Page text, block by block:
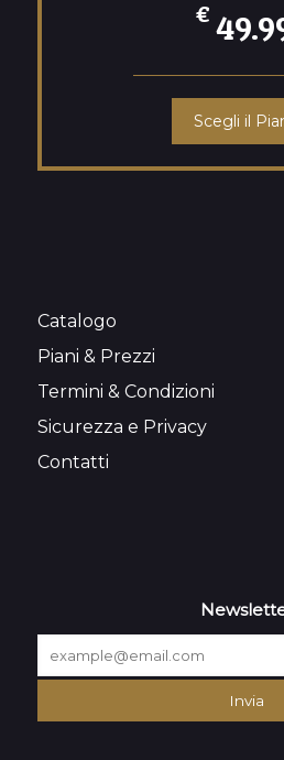
€
Scegli il
Catalogo
Piani & Prezzi
Termini & Condizioni
Sicurezza e Privacy
Contatti